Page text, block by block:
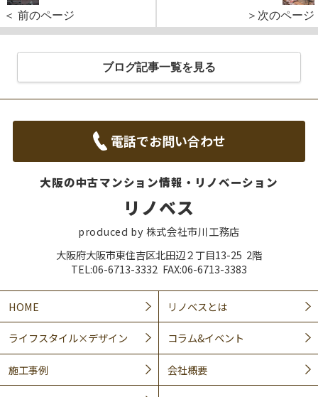
＜ 前のページ ＞次のページ
ブログ記事一覧を見る
電話でお問い合わせ
大阪の中古マンション情報・リノベーション
リノベス
produced by 株式会社市川工務店
大阪府大阪市東住吉区北田辺２丁目13-25 2階
TEL:06-6713-3332 FAX:06-6713-3383
HOME リノベスとは
ライフスタイル×デザイン コラム&イベント
施工事例 会社概要